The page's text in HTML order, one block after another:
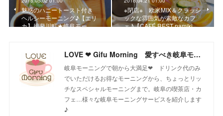
魅惑のハニートースト付き
ヘルシーモーニング♪【エリ
カ】揖斐川町★岐阜モー…
※閉店※ 欧米MIX＆クラッシ
ックな雰囲気が素敵なカフ
ェ♪【CAFÉ REST namiki…
LOVE ❤ Gifu Morning 愛すべき岐阜モーニング♪
岐阜モーニングで朝から大満足❤ ドリンク代のみ
でいただけるお得なモーニングから、ちょっとリッ
チなスペシャルモーニングまで。岐阜の喫茶店・カ
フェ…様々な岐阜モーニングサービスを紹介します
♪